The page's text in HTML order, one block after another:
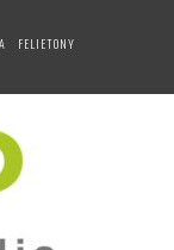
FELIETONY